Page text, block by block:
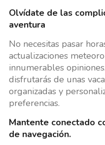
Olvídate de las
aventura
No necesitas pasar
actualizaciones
innumerables
disfrutarás de unas
organizadas y
preferencias.
Mantente conectado
de navegación.